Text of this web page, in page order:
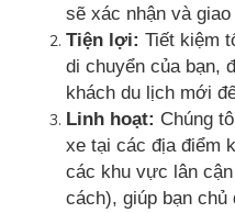
sẽ xác nhận và
Tiện lợi: Tiết kiệm
di chuyển của bạn,
khách du lịch mới
Linh hoạt: Chúng
xe tại các địa điểm
các khu vực lân
cách), giúp bạn chủ